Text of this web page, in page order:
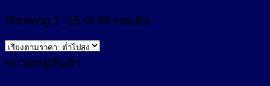
Showing 1–15 of 69 results
หมวดหมู่สินค้า